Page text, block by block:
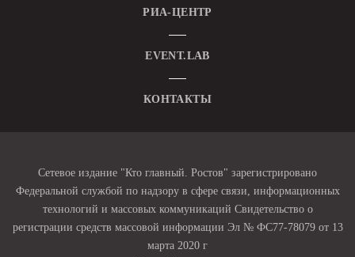
РИА-ЦЕНТР
EVENT.LAB
КОНТАКТЫ
Сетевое издание "Кто главный. Ростов" зарегистрировано
Федеральной службой по надзору в сфере связи, информационных
технологий и массовых коммуникаций Свидетельство о
регистрации средств массовой информации Эл № ФС77-78079 от 13
марта 2020 г